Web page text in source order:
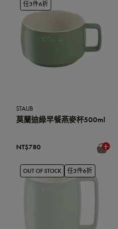
任3件6折
STAUB
莫蘭迪綠早餐燕麥杯500ml
NT$780
OUT OF STOCK 任3件6折